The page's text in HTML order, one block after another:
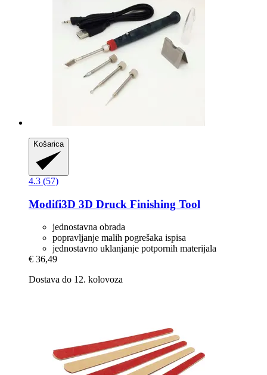
Košarica
4.3 (57)
Modifi3D 3D Druck Finishing Tool
jednostavna obrada
popravljanje malih pogrešaka ispisa
jednostavno uklanjanje potpornih materijala
€ 36,49
Dostava do 12. kolovoza